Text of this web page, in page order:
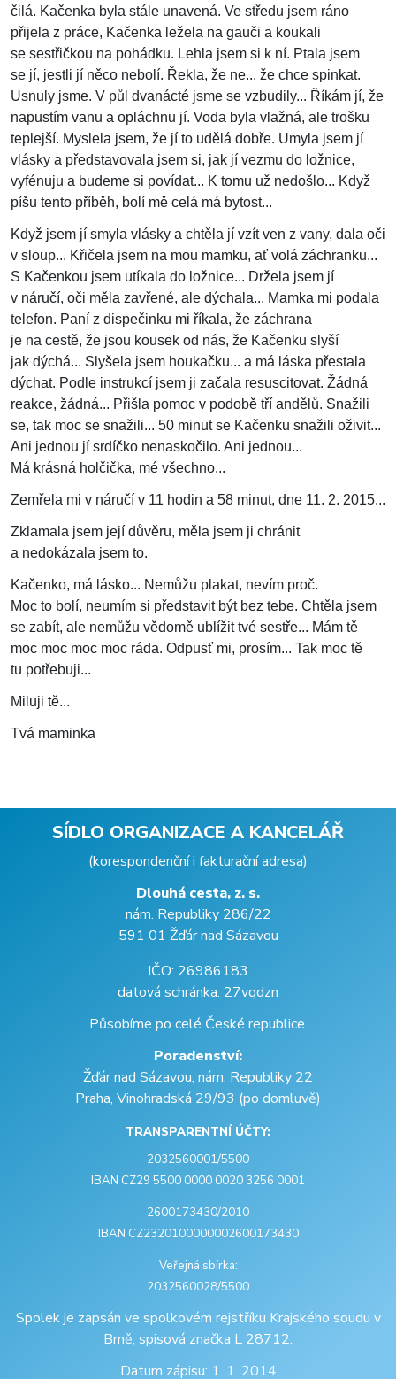
čilá. Kačenka byla stále unavená. Ve středu jsem ráno
přijela z práce, Kačenka ležela na gauči a koukali
se sestřičkou na pohádku. Lehla jsem si k ní. Ptala jsem
se jí, jestli jí něco nebolí. Řekla, že ne... že chce spinkat.
Usnuly jsme. V půl dvanácté jsme se vzbudily... Říkám jí, že
napustím vanu a opláchnu jí. Voda byla vlažná, ale trošku
teplejší. Myslela jsem, že jí to udělá dobře. Umyla jsem jí
vlásky a představovala jsem si, jak jí vezmu do ložnice,
vyfénuju a budeme si povídat... K tomu už nedošlo... Když
píšu tento příběh, bolí mě celá má bytost...
Když jsem jí smyla vlásky a chtěla jí vzít ven z vany, dala oči
v sloup... Křičela jsem na mou mamku, ať volá záchranku...
S Kačenkou jsem utíkala do ložnice... Držela jsem jí
v náručí, oči měla zavřené, ale dýchala... Mamka mi podala
telefon. Paní z dispečinku mi říkala, že záchrana
je na cestě, že jsou kousek od nás, že Kačenku slyší
jak dýchá... Slyšela jsem houkačku... a má láska přestala
dýchat. Podle instrukcí jsem ji začala resuscitovat. Žádná
reakce, žádná... Přišla pomoc v podobě tří andělů. Snažili
se, tak moc se snažili... 50 minut se Kačenku snažili oživit...
Ani jednou jí srdíčko nenaskočilo. Ani jednou...
Má krásná holčička, mé všechno...
Zemřela mi v náručí v 11 hodin a 58 minut, dne 11. 2. 2015...
Zklamala jsem její důvěru, měla jsem ji chránit
a nedokázala jsem to.
Kačenko, má lásko... Nemůžu plakat, nevím proč.
Moc to bolí, neumím si představit být bez tebe. Chtěla jsem
se zabít, ale nemůžu vědomě ublížit tvé sestře... Mám tě
moc moc moc moc ráda. Odpusť mi, prosím... Tak moc tě
tu potřebuji...
Miluji tě...
Tvá maminka
SÍDLO ORGANIZACE A KANCELÁŘ
(korespondenční i fakturační adresa)
Dlouhá cesta, z. s.
nám. Republiky 286/22
591 01 Žďár nad Sázavou
IČO: 26986183
datová schránka: 27vqdzn
Působíme po celé České republice.
Poradenství:
Žďár nad Sázavou, nám. Republiky 22
Praha, Vinohradská 29/93 (po domluvě)
TRANSPARENTNÍ ÚČTY:
2032560001/5500
IBAN CZ29 5500 0000 0020 3256 0001
2600173430/2010
IBAN CZ2320100000002600173430
Veřejná sbírka:
2032560028/5500
Spolek je zapsán ve spolkovém rejstříku Krajského soudu v
Brně, spisová značka L 28712.
Datum zápisu: 1. 1. 2014